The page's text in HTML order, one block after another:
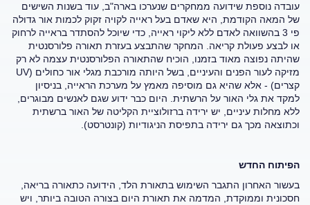
עובדה נוספת שידועה ממחקרים שנערכו בארה"ב, עוד בשנות השישים
של המאה הקודמת, היא שאדם בעל ראייה לקויה זקוק לכמות אור גדולה
פי 3 בהשוואה לאדם ללא ליקוי ראייה, כדי שיוכל להסתדר בראייה לרחוק
או לבצע פעולת קריאה. המחקר שהתבצע בעזרת תאורה פלורסנטית
שהיתה נפוצה מאוד בזמנו, הוכיח שהתאורה הפלורסנטית עצמה לא רק
מזיקה לעור הפנים והעיניים, בשל היותה מורכבת מגלי אור כחולים (UV
קצרים) - אלא שהיא גם מוסיפה מאמץ על מערכת הראייה, בניסיון
למקד את גלי האור על הרשתית. היום כבר ידוע שגם לאנשים מבוגרים,
ללא מחלות עיניים, יש ירידה ברזולוציית הקליטה של האור ברשתית
וכתוצאה מכך גם ירידה בתפיסת הניגודיות (קונטרסט).
הפיתוח החדש
בעשור האחרון התגבר השימוש בתאורת הלד, הידועה כתאורה בריאה,
חסכונית וממוקדת, המדמה את תאורת היום בצורה הטובה ביותר, ויש